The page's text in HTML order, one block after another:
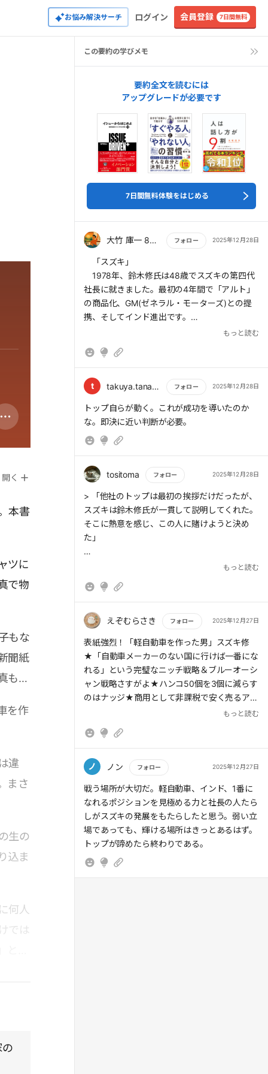
お悩み解決サーチ ログイン 会員登録 7日間無料
開く
本書
ツに
で物
もな
聞紙
も本
を作
違
まさ
生の
込ま
何人
では
この要約の学びメモ
要約全文を読むには
アップグレードが必要です
7日間無料体験をはじめる
大竹 庫一 860×Kura フォロー 2025年12月28日
もっと読む
「スズキ」
1978年、鈴木修氏は48歳でスズキの第四代
社長に就きました。最初の4年間で「アルト」
の商品化、GM(ゼネラル・モーターズ)との提
携、そしてインド進出です。
どこも金太郎飴だ。どの県も1位トヨタさん、2
うなんておこがましい。ならば自動車メーカー
になれる」と考えました。「軽自動車部門での
トップ」に満足せず、自動車市場のトップを狙
っていたのです。
さあ、全力で目の前にいる人の「今ここ」を
もっと読む
t takuya.tanaka1976 フォロー 2025年12月28日
もっと読む
トップ自らが動く。これが成功を導いたのか
な。即決に近い判断が必要。
tositoma フォロー 2025年12月28日
もっと読む
> 「他社のトップは最初の挨拶だけだったが、
スズキは鈴木修氏が一貫して説明してくれた。
そこに熱意を感じ、この人に賭けようと決め
た」
> 鈴木修はこの一件以来、アサヒ「スーパード
施設で出すビールもアサヒに切り替えた。「日
も、浜松のウチまで足を運んでくれたのは瀬戸
いう。
もっと読む
えぞむらさき フォロー 2025年12月27日
もっと読む
表紙強烈！「軽自動車を作った男」スズキ修
★「自動車メーカーのない国に行けば一番にな
れる」という完璧なニッチ戦略＆ブルーオーシ
ャン戦略さすがよ★ハンコ50個を3個に減らす
のはナッジ★商用として非課税で安く売るアイ
デアもスゴイな～★「一家に一台」から「一人
ったのか★インド契約のエピソードとか、アサ
ぱりトップが足を運んで熱意を伝えるって効く
もっと読む
ノ ノン フォロー 2025年12月27日
もっと読む
戦う場所が大切だ。軽自動車、インド、1番に
なれるポジションを見極める力と社長の人たら
しがスズキの発展をもたらしたと思う。弱い立
場であっても、輝ける場所はきっとあるはず。
トップが諦めたら終わりである。